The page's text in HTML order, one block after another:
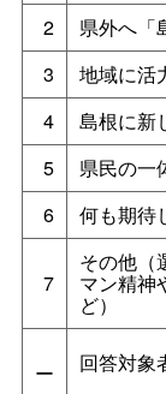
2
県外へ「
3
地域に活
4
島根に新
5
県民の一
6
何も期待
7
その他（
マン精神
ど）
ー 回答対象